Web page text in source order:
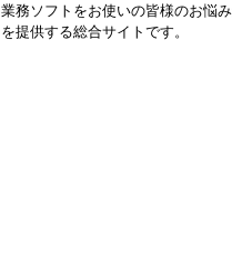
業務ソフトをお使いの皆様のお悩
を提供する総合サイトです。